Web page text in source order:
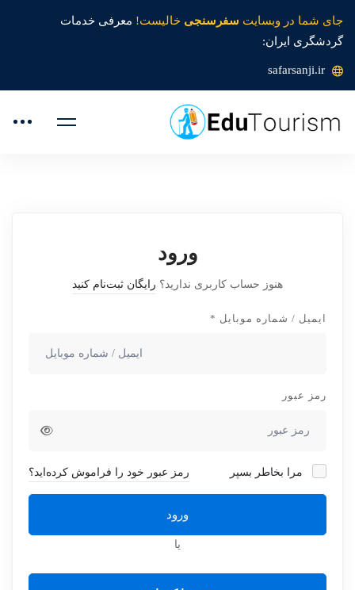
جای شما در وبسایت سفرسنجی خالیست! معرفی خدمات
گردشگری ایران:
safarsanji.ir
ورود
هنوز حساب کاربری ندارید؟ رایگان ثبت‌نام کنید
ایمیل / شماره موبایل *
رمز عبور
مرا بخاطر بسپر رمز عبور خود را فراموش کرده‌اید؟
ورود
یا